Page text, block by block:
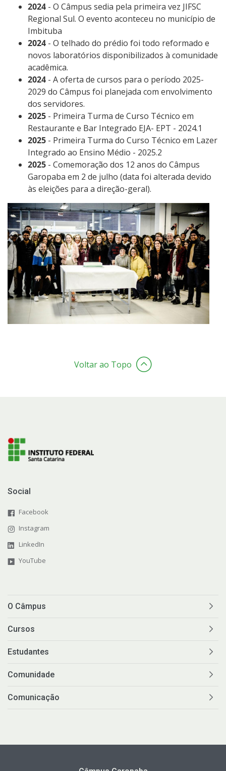
2024 - O Câmpus sedia pela primeira vez JIFSC
Regional Sul. O evento aconteceu no município de
Imbituba
2024 - O telhado do prédio foi todo reformado e
novos laboratórios disponibilizados à comunidade
acadêmica.
2024 - A oferta de cursos para o período 2025-
2029 do Câmpus foi planejada com envolvimento
dos servidores.
2025 - Primeira Turma de Curso Técnico em
Restaurante e Bar Integrado EJA- EPT - 2024.1
2025 - Primeira Turma do Curso Técnico em Lazer
Integrado ao Ensino Médio - 2025.2
2025 - Comemoração dos 12 anos do Câmpus
Garopaba em 2 de julho (data foi alterada devido
às eleições para a direção-geral).
Voltar ao Topo
Social
Facebook
Instagram
LinkedIn
YouTube
O Câmpus
Cursos
Estudantes
Comunidade
Comunicação